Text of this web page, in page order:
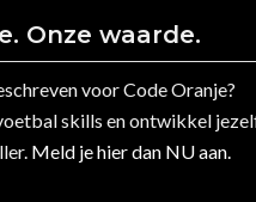
Onze waarde.
voor Code Oranje?
skills en ontwikkel
Meld je hier dan NU aan.